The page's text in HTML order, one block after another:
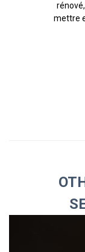
mettre